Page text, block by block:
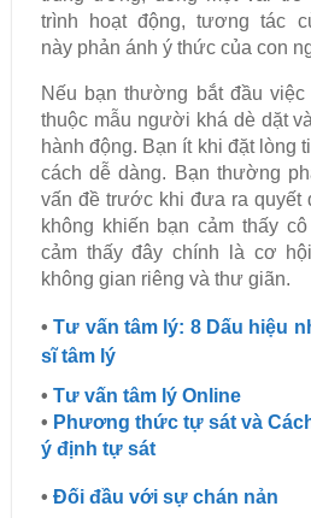
trình hoạt động, tương tác
này phản ánh ý thức của con
Nếu bạn thường bắt đầu
thuộc mẫu người khá dè dặt
hành động. Bạn ít khi đặt lòng
cách dễ dàng. Bạn thường
vấn đề trước khi đưa ra quyết
không khiến bạn cảm thấy
cảm thấy đây chính là cơ
không gian riêng và thư giãn.
•Tư vấn tâm lý: 8 Dấu hiệu
sĩ tâm lý
• Tư vấn tâm lý Online
• Phương thức tự sát và
ý định tự sát
• Đối đầu với sự chán nản